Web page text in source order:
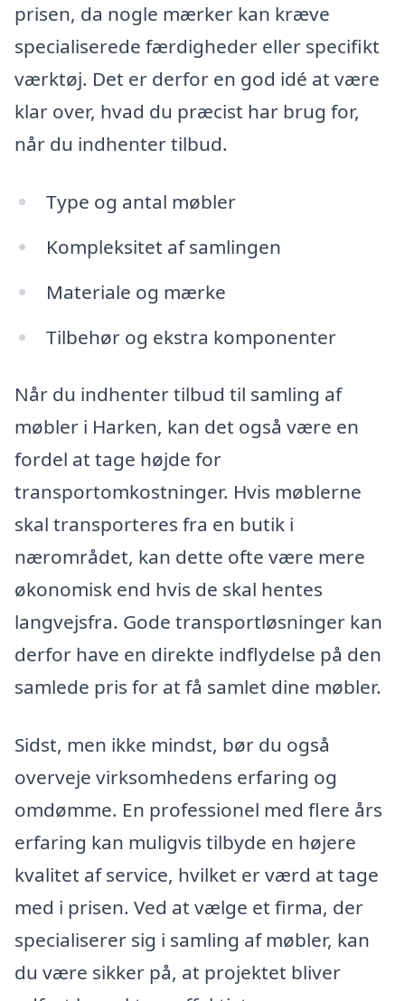
prisen, da nogle mærker kan kræve
specialiserede færdigheder eller specifikt
værktøj. Det er derfor en god idé at være
klar over, hvad du præcist har brug for,
når du indhenter tilbud.
Type og antal møbler
Kompleksitet af samlingen
Materiale og mærke
Tilbehør og ekstra komponenter
Når du indhenter tilbud til samling af
møbler i Harken, kan det også være en
fordel at tage højde for
transportomkostninger. Hvis møblerne
skal transporteres fra en butik i
nærområdet, kan dette ofte være mere
økonomisk end hvis de skal hentes
langvejsfra. Gode transportløsninger kan
derfor have en direkte indflydelse på den
samlede pris for at få samlet dine møbler.
Sidst, men ikke mindst, bør du også
overveje virksomhedens erfaring og
omdømme. En professionel med flere års
erfaring kan muligvis tilbyde en højere
kvalitet af service, hvilket er værd at tage
med i prisen. Ved at vælge et firma, der
specialiserer sig i samling af møbler, kan
du være sikker på, at projektet bliver